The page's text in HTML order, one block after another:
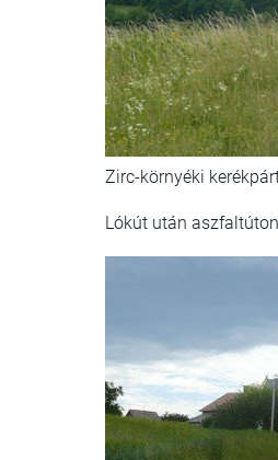
Zirc-környéki
Lókút után